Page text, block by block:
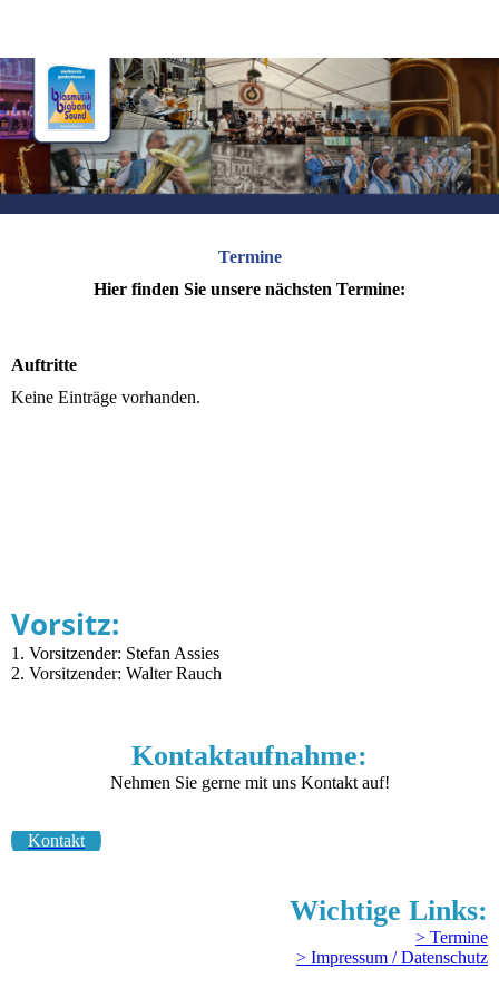
Termine
Hier finden Sie unsere nächsten Termine:
Auftritte
Keine Einträge vorhanden.
Vorsitz:
1. Vorsitzender: Stefan Assies
2. Vorsitzender: Walter Rauch
Kontaktaufnahme:
Nehmen Sie gerne mit uns Kontakt auf!
Kontakt
Wichtige Links:
> Termine
> Impressum / Datenschutz